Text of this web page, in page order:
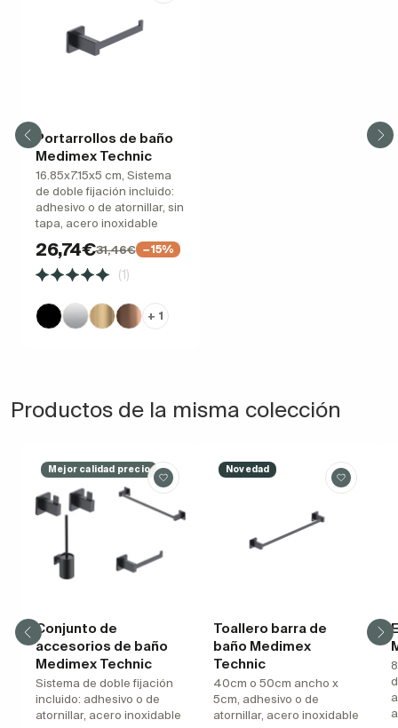
Portarrollos de baño
Medimex Technic
16.85x7.15x5 cm, Sistema
de doble fijación incluido:
adhesivo o de atornillar, sin
tapa, acero inoxidable
26,74€31,46€ −15%
(1)
+ 1
Productos de la misma colección
Mejor calidad precio
Conjunto de
accesorios de baño
Medimex Technic
Sistema de doble fijación
incluido: adhesivo o de
atornillar, acero inoxidable
Novedad
Toallero barra de
baño Medimex
Technic
40cm o 50cm ancho x
5cm, adhesivo o de
atornillar, acero inoxidable